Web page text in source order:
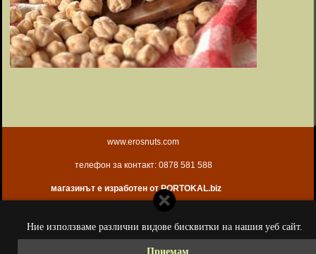
Ние използваме различни видове бисквитки на нашия уеб сайт.
Приемам
www.erosnuts.com
телефон за контакт: 0878 581 588
магазинът е изработен от PORTOKAL.biz